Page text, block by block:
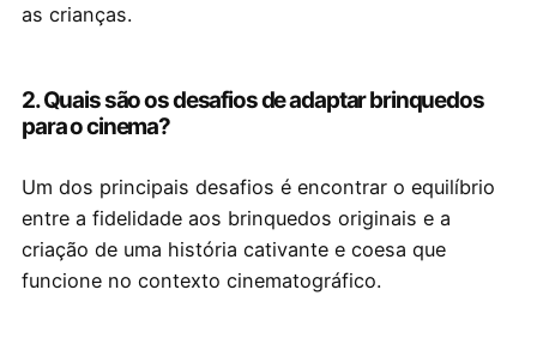
as crianças.
2. Quais são os desafios de adaptar brinquedos
para o cinema?
Um dos principais desafios é encontrar o equilíbrio
entre a fidelidade aos brinquedos originais e a
criação de uma história cativante e coesa que
funcione no contexto cinematográfico.